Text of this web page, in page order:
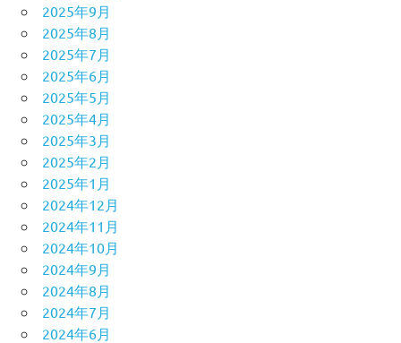
2025年9月
2025年8月
2025年7月
2025年6月
2025年5月
2025年4月
2025年3月
2025年2月
2025年1月
2024年12月
2024年11月
2024年10月
2024年9月
2024年8月
2024年7月
2024年6月